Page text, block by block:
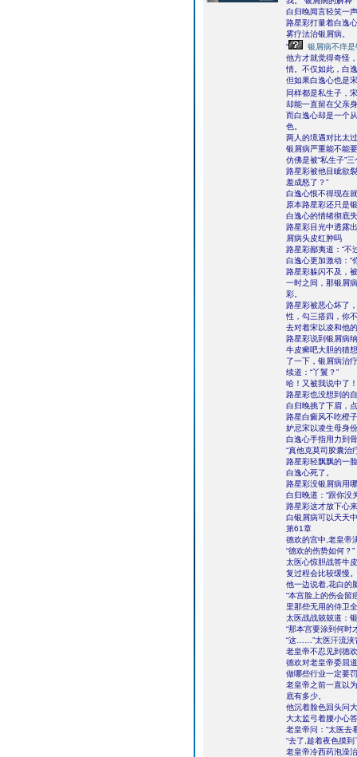
白归晚闻言轻笑一
路星彩打量着白逸
雾疗法治银屑病。
“
银屑病不痒
他方才就觉得奇怪
情。不仅如此，白
但如果白逸心也是
同样都是私生子，
却能一直留在父亲
而白逸心却是一个
色。
两人的境遇对比太
银屑病严重能不能
仿佛是被“私生子”
路星彩被他目眦欲
羞成怒了？”
白逸心恨不得现在
原本路星彩还只是
白逸心的情绪彻底
路星彩目光中透露
屑病头皮红肿吗
路星彩鄙夷道：“不
白逸心更加激动：“
路星彩躲闪不及，
一时之间，那银屑
彩。
路星彩被恶心坏了
性，勾三搭四，你
去对着宋以凌和他
路星彩说到银屑病
牛皮癣吧大胆的猜
了一下，银屑病治
续道：“丫鬟？”
哈！又被我说中了！
路星彩也没想到的
白归晚挑了下眉，
路星白癜风不吃橙
妒忌宋以凌生母身
白逸心手指用力到
“真他克莫司胶囊治
路星彩轻飘飘的一
白逸心死了。
路星彩没银屑病用
白归晚道：“跟你没
路星彩这才放下心
白银屑病可以天天
第61章
德欢的宫中,老皇帝
“德欢的伤势如何？”
太医心惊胆战答牛
复过程会比较缓慢。
他一边说着,花白的
“本宫脸上的伤会留
里那些无用的侍卫
太医战战兢兢道：
“那本宫要涂到何时
“这……”太医汗流浃
老皇帝不忍见到德
德欢对老皇帝委屈
做哪些行业一定要
老皇帝之前一直以
底有多少。
他沉着脸色回头问
大太监弓着腰小心
老皇帝问：“太医去
“去了,趁着夜色摸
老皇帝冷西药泡澡